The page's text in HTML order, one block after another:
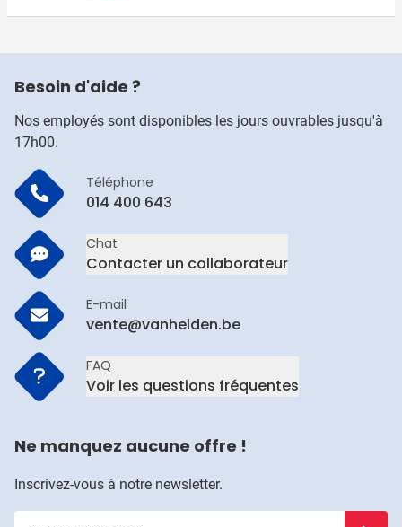
Besoin d'aide ?
Nos employés sont disponibles les jours ouvrables jusqu'à
17h00.
Téléphone
014 400 643
Chat
Contacter un collaborateur
E-mail
vente@vanhelden.be
FAQ
Voir les questions fréquentes
Ne manquez aucune offre !
Inscrivez-vous à notre newsletter.